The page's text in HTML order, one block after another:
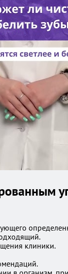
клиники.